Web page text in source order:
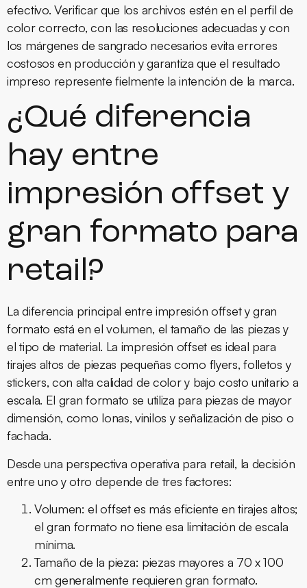
efectivo. Verificar que los archivos estén en el perfil de
color correcto, con las resoluciones adecuadas y con
los márgenes de sangrado necesarios evita errores
costosos en producción y garantiza que el resultado
impreso represente fielmente la intención de la marca.
¿Qué diferencia
hay entre
impresión offset y
gran formato para
retail?
La diferencia principal entre impresión offset y gran
formato está en el volumen, el tamaño de las piezas y
el tipo de material. La impresión offset es ideal para
tirajes altos de piezas pequeñas como flyers, folletos y
stickers, con alta calidad de color y bajo costo unitario a
escala. El gran formato se utiliza para piezas de mayor
dimensión, como lonas, vinilos y señalización de piso o
fachada.
Desde una perspectiva operativa para retail, la decisión
entre uno y otro depende de tres factores:
Volumen: el offset es más eficiente en tirajes altos;
el gran formato no tiene esa limitación de escala
mínima.
Tamaño de la pieza: piezas mayores a 70 x 100
cm generalmente requieren gran formato.